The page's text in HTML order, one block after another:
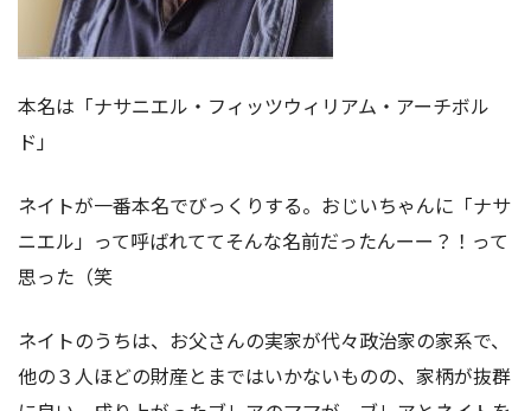
本名は「ナサニエル・フィッツウィリアム・アーチボル
ド」
ネイトが一番本名でびっくりする。おじいちゃんに「ナサ
ニエル」って呼ばれててそんな名前だったんーー？！って
思った（笑
ネイトのうちは、お父さんの実家が代々政治家の家系で、
他の３人ほどの財産とまではいかないものの、家柄が抜群